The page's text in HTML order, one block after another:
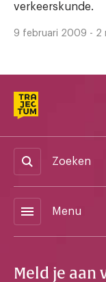
verkeerskunde.
9 februari 2009 - 2
Zoeken
menu Menu
Meld je aan